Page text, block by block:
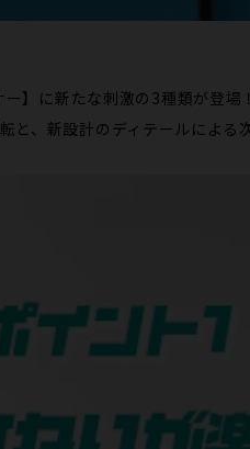
】に新たな刺激の3種類が登場！
と、新設計のディテールによ